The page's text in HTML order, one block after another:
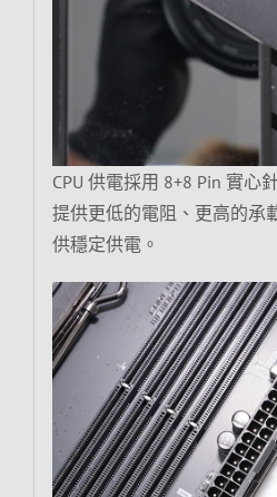
CPU 供電採用 8+8 Pin 實心
提供更低的電阻、更高的承
供穩定供電。